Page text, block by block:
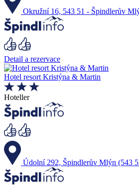
Okružní 16, 543 51 - Špindlerův
Detail a rezervace
Hotel resort Kristýna & Martin
Hoteller
Údolní 292, Špindlerův Mlýn (543